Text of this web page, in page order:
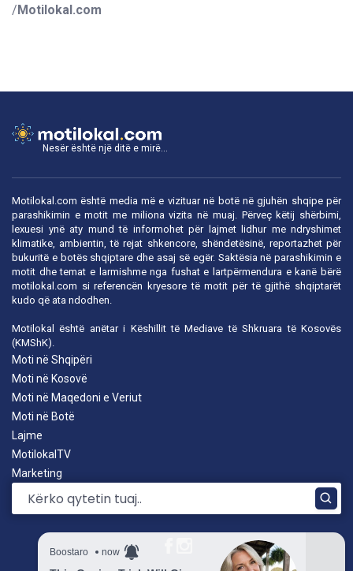
/Motilokal.com
Nesër është një ditë e mirë...
Motilokal.com është media më e vizituar në botë në gjuhën shqipe për
parashikimin e motit me miliona vizita në muaj. Përveç këtij shërbimi,
lexuesi ynë aty mund të informohet për lajmet lidhur me ndryshimet
klimatike, ambientin, të rejat shkencore, shëndetësinë, reportazhet për
bukuritë e botës shqiptare dhe asaj së egër. Saktësia në parashikimin e
motit dhe temat e larmishme nga fushat e lartpërmendura e kanë bërë
motilokal.com si referencën kryesore të motit për të gjithë shqiptarët
kudo që ata ndodhen.
Motilokal është anëtar i Këshillit të Mediave të Shkruara të Kosovës
(KMShK).
Moti në Shqipëri
Moti në Kosovë
Moti në Maqedoni e Veriut
Moti në Botë
Lajme
MotilokalTV
Marketing